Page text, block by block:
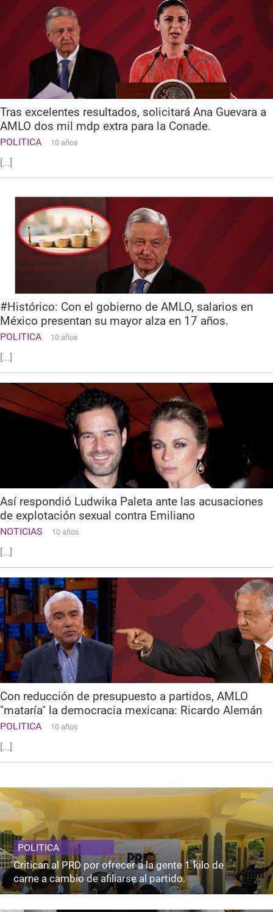
Tras excelentes resultados, solicitará Ana Guevara a
AMLO dos mil mdp extra para la Conade.
POLITICA 10 años
[...]
#Histórico: Con el gobierno de AMLO, salarios en
México presentan su mayor alza en 17 años.
POLITICA 10 años
[...]
Así respondió Ludwika Paleta ante las acusaciones
de explotación sexual contra Emiliano
NOTICIAS 10 años
[...]
Con reducción de presupuesto a partidos, AMLO
"mataría" la democracia mexicana: Ricardo Alemán
POLITICA 10 años
[...]
POLITICA
Critican al PRD por ofrecer a la gente 1 kilo de
carne a cambio de afiliarse al partido.